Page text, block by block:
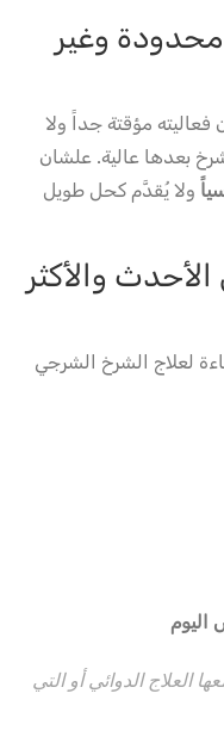
محدودة وغير
مؤقتة جداً ولا
بعدها عالية. علشان
ولا يُقدَّم كحل طويل
الأحدث والأكثر
لعلاج الشرخ الشرجي
اليوم
العلاج الدوائي أو التي